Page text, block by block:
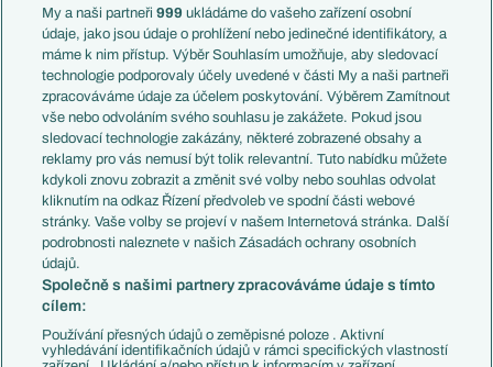
Témata
Představení týmů MS
EuroSkauting
PL v kostce
Evropské koeficienty
Přestupy
Přestupové spekulace
Zranění
Kluby
Arsenal FC
Chelsea FC
Manchester United
AC Milán
Juventus FC
Bayern Mnichov
Francie
Itálie
Německo
Španělsko
Argentina
Brazílie
Přestupy
Zápasy
Livescore
Tipovací soutěž
My a naši partneři999 ukládáme do vašeho zařízení osobní
údaje, jako jsou údaje o prohlížení nebo jedinečné identifikátory, a
máme k nim přístup. Výběr Souhlasím umožňuje, aby sledovací
technologie podporovaly účely uvedené v části My a naši partneři
zpracováváme údaje za účelem poskytování. Výběrem Zamítnout
vše nebo odvoláním svého souhlasu je zakážete. Pokud jsou
sledovací technologie zakázány, některé zobrazené obsahy a
reklamy pro vás nemusí být tolik relevantní. Tuto nabídku můžete
kdykoli znovu zobrazit a změnit své volby nebo souhlas odvolat
kliknutím na odkaz Řízení předvoleb ve spodní části webové
stránky. Vaše volby se projeví v našem Internetová stránka. Další
podrobnosti naleznete v našich Zásadách ochrany osobních
údajů.
Společně s našimi partnery zpracováváme údaje s tímto
cílem:
Používání přesných údajů o zeměpisné poloze . Aktivní
vyhledávání identifikačních údajů v rámci specifických vlastností